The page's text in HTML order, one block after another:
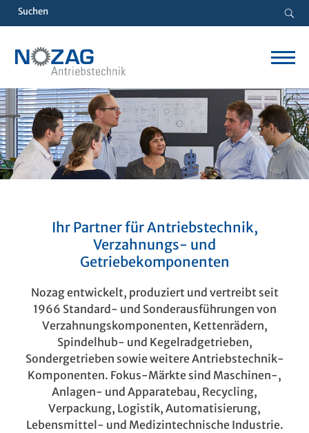
Ihr Partner für Antriebstechnik,
Verzahnungs- und
Getriebekomponenten
Nozag entwickelt, produziert und vertreibt seit
1966 Standard- und Sonderausführungen von
Verzahnungskomponenten, Kettenrädern,
Spindelhub- und Kegelradgetrieben,
Sondergetrieben sowie weitere Antriebstechnik-
Komponenten. Fokus-Märkte sind Maschinen-,
Anlagen- und Apparatebau, Recycling,
Verpackung, Logistik, Automatisierung,
Lebensmittel- und Medizintechnische Industrie.